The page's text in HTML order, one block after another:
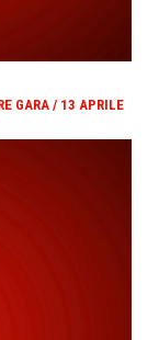
GARA / 13 APRILE